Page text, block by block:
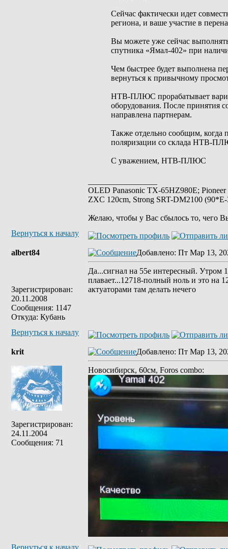
Сейчас фактически идет
региона, и ваше участие в
Вы можете уже сейчас
спутника «Ямал-402» при
Чем быстрее будет выполнена
вернуться к привычному
НТВ-ПЛЮС прорабатывает
оборудования. После принятия
направлена партнерам.
Также отдельно сообщим, когда
поляризации со склада НТВ-
С уважением, НТВ-ПЛЮС
OLED Panasonic TX-65HZ980E;
ZXC 120cm, Strong SRT-DM2100
Желаю, чтобы у Вас сбылось то, чего
Вернуться к началу
albert84
Зарегистрирован:
20.11.2008
Сообщения: 1147
Откуда: Кубань
Добавлено: Пт Мар 13,
Да...сигнал на 55е интересный. Утром
плавает...12718-полный ноль и это на
актуаторами там делать нечего
Вернуться к началу
krit
Зарегистрирован:
24.11.2004
Сообщения: 71
Добавлено: Пт Мар 13,
Новосибирск, 60см, Foros combo:
Вернуться к началу